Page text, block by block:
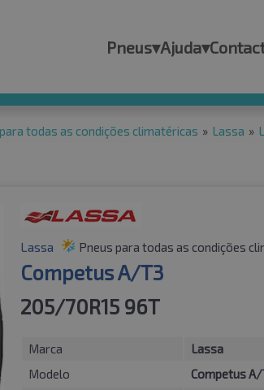
Pneus▾Ajuda▾
todas as condições climatéricas » Lassa »
Lassa Pneus para todas as condições
Competus A/T3
205/70R15 96T
Marca
Lassa
Modelo
Competus